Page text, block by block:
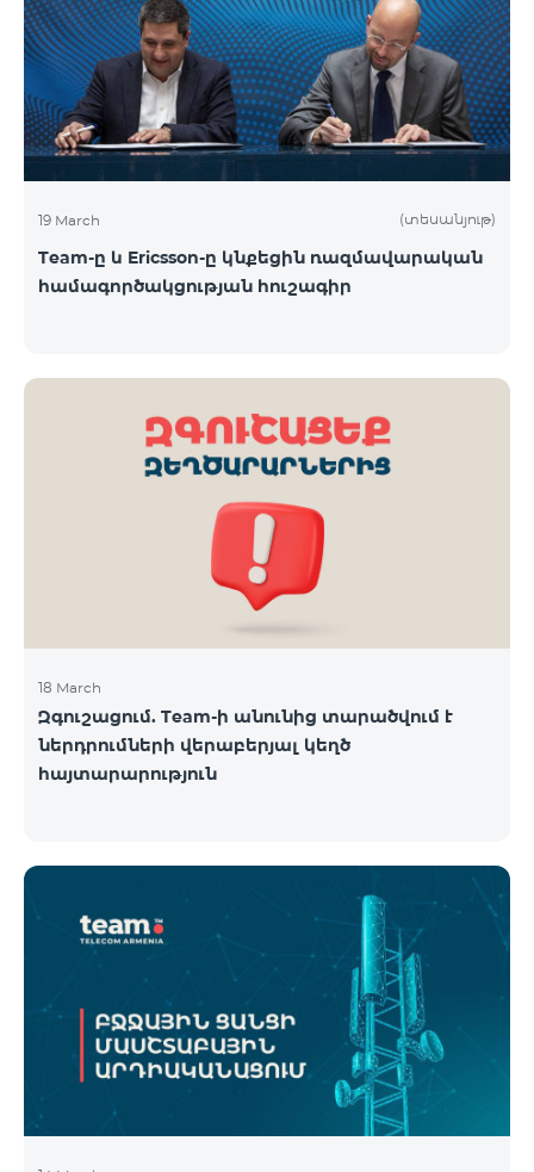
19 March (տեսանյութ)
Team-ը և Ericsson-ը կնքեցին ռազմավարական
համագործակցության հուշագիր
18 March
Զգուշացում. Team-ի անունից տարածվում է
ներդրումների վերաբերյալ կեղծ
հայտարարություն